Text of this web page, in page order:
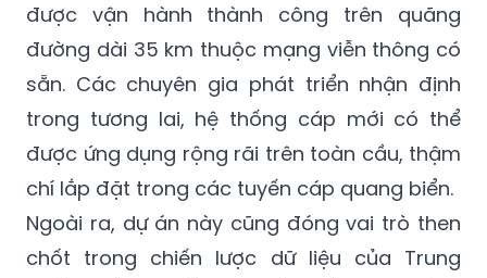
được vận hành thành công trên quãng
đường dài 35 km thuộc mạng viễn thông có
sẵn. Các chuyên gia phát triển nhận định
trong tương lai, hệ thống cáp mới có thể
được ứng dụng rộng rãi trên toàn cầu, thậm
chí lắp đặt trong các tuyến cáp quang biển.
Ngoài ra, dự án này cũng đóng vai trò then
chốt trong chiến lược dữ liệu của Trung